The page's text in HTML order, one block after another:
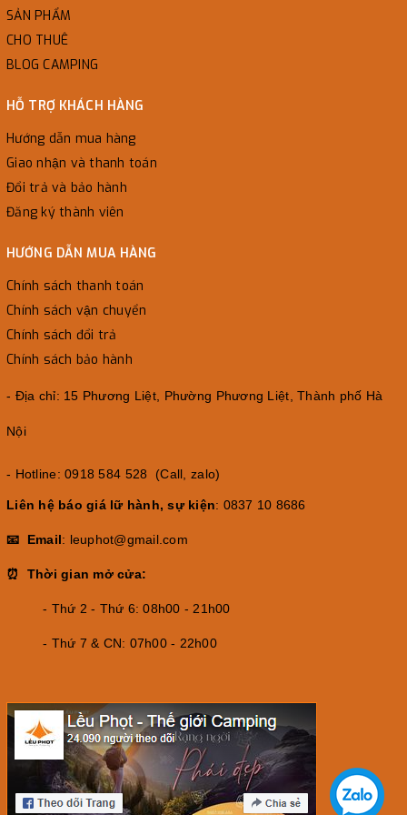
SẢN PHẨM
CHO THUÊ
BLOG CAMPING
HỖ TRỢ KHÁCH HÀNG
Hướng dẫn mua hàng
Giao nhận và thanh toán
Đổi trả và bảo hành
Đăng ký thành viên
HƯỚNG DẪN MUA HÀNG
Chính sách thanh toán
Chính sách vận chuyển
Chính sách đổi trả
Chính sách bảo hành
- Địa chỉ: 15 Phương Liệt, Phường Phương Liệt, Thành phố Hà
Nội
- Hotline: 0918 584 528 (Call, zalo)
Liên hệ báo giá lữ hành, sự kiện: 0837 10 8686
📧 Email: leuphot@gmail.com
⏰ Thời gian mở cửa:
- Thứ 2 - Thứ 6: 08h00 - 21h00
- Thứ 7 & CN: 07h00 - 22h00